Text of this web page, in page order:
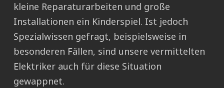
kleine Reparaturarbeiten und große
Installationen ein Kinderspiel. Ist jedoch
Spezialwissen gefragt, beispielsweise in
besonderen Fällen, sind unsere vermittelten
Elektriker auch für diese Situation
gewappnet.